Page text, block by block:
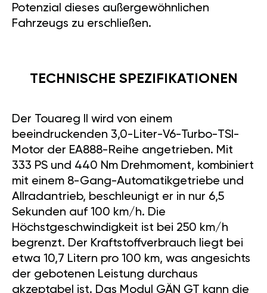
Potenzial dieses außergewöhnlichen
Fahrzeugs zu erschließen.
TECHNISCHE SPEZIFIKATIONEN
Der Touareg II wird von einem
beeindruckenden 3,0-Liter-V6-Turbo-TSI-
Motor der EA888-Reihe angetrieben. Mit
333 PS und 440 Nm Drehmoment, kombiniert
mit einem 8-Gang-Automatikgetriebe und
Allradantrieb, beschleunigt er in nur 6,5
Sekunden auf 100 km/h. Die
Höchstgeschwindigkeit ist bei 250 km/h
begrenzt. Der Kraftstoffverbrauch liegt bei
etwa 10,7 Litern pro 100 km, was angesichts
der gebotenen Leistung durchaus
akzeptabel ist. Das Modul GÄN GT kann die